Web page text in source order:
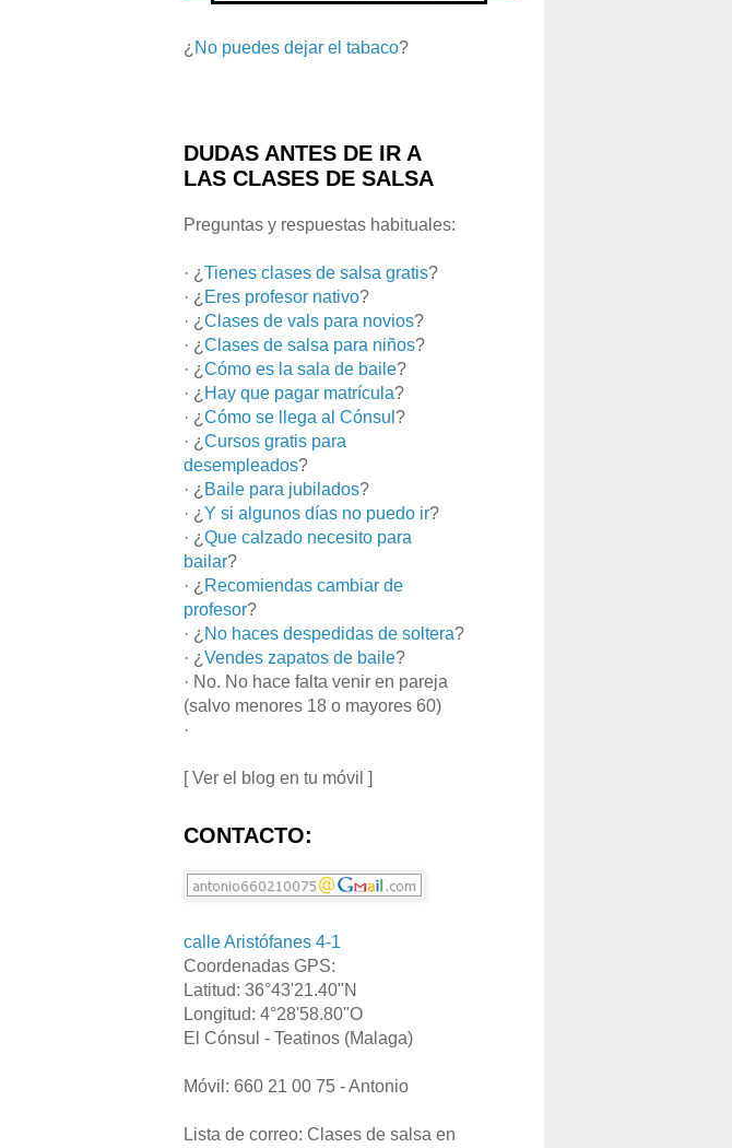
¿ No puedes dejar el tabaco?
DUDAS ANTES DE IR A
LAS CLASES DE SALSA
Preguntas y respuestas habituales:
· ¿ Tienes clases de salsa gratis?
· ¿ Eres profesor nativo?
· ¿ Clases de vals para novios?
· ¿ Clases de salsa para niños?
· ¿ Cómo es la sala de baile?
· ¿ Hay que pagar matrícula?
· ¿ Cómo se llega al Cónsul ?
· ¿ Cursos gratis para
desempleados?
· ¿ Baile para jubilados?
· ¿ Y si algunos días no puedo ir?
· ¿ Que calzado necesito para
bailar?
· ¿ Recomiendas cambiar de
profesor?
· ¿ No haces despedidas de soltera?
· ¿ Vendes zapatos de baile?
· No. No hace falta venir en pareja
(salvo menores 18 o mayores 60)
·
[ Ver el blog en tu móvil ]
CONTACTO:
calle Aristófanes 4-1
Coordenadas GPS:
Latitud: 36°43'21.40"N
Longitud: 4°28'58.80"O
El Cónsul - Teatinos (Malaga)
Móvil: 660 21 00 75 - Antonio
Lista de correo: Clases de salsa en